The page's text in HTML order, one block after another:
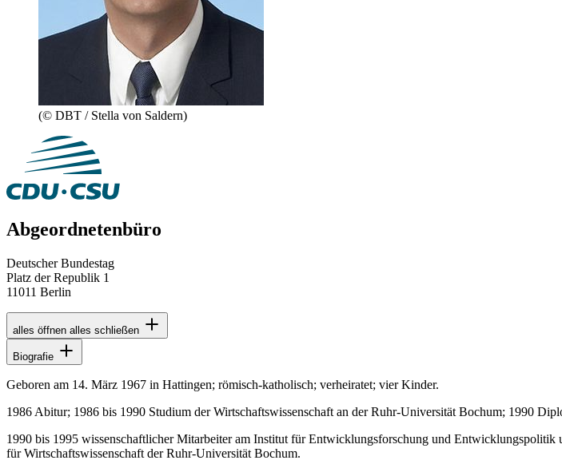
(© DBT / Stella von Saldern)
Abgeordnetenbüro
Deutscher Bundestag
Platz der Republik 1
11011 Berlin
alles öffnen alles schließen
Biografie
Geboren am 14. März 1967 in Hattingen; römisch-katholisch; verheiratet; vier Kinder.
1986 Abitur; 1986 bis 1990 Studium der Wirtschaftswissenschaft an der Ruhr-Universität Bochum; 1990
1990 bis 1995 wissenschaftlicher Mitarbeiter am Institut für Entwicklungsforschung und
für Wirtschaftswissenschaft der Ruhr-Universität Bochum.